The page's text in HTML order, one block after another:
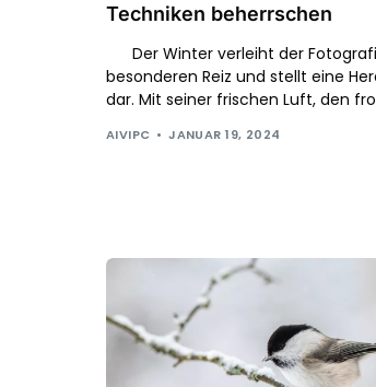
Techniken beherrschen
Der Winter verleiht der
besonderen Reiz und stellt eine
dar. Mit seiner frischen Luft, den
AIVIPC JANUAR 19, 2024